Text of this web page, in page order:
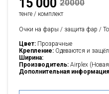
15 000 20000
тенге / комплект
Очки на фары / защита фар /
Цвет: Прозрачные
Крепление: Одеваются и
Ширина:
Производитель: Airplex
Дополнительная